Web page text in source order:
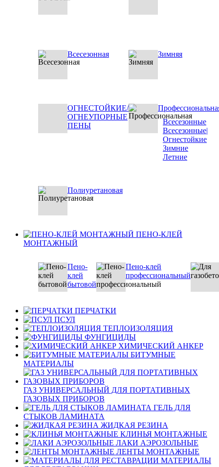
Всесезонная Зимняя
ОГНЕСТОЙКИЕ/
ОГНЕУПОРНЫЕ
ПЕНЫ
Всесезонные
Всесезонные|
Огнестойкие
Зимние
Летние
Полиуретановая
ПЕНО-КЛЕЙ
МОНТАЖНЫЙ
Пено-
клей
бытовой
Пено-клей
профессиональный
ПЕРЧАТКИ
ПСУЛ
ТЕПЛОИЗОЛЯЦИЯ
ФУНГИЦИДЫ
ХИМИЧЕСКИЙ АНКЕР
БИТУМНЫЕ
МАТЕРИАЛЫ
ГАЗ УНИВЕРСАЛЬНЫЙ ДЛЯ ПОРТАТИВНЫХ
ГАЗОВЫХ ПРИБОРОВ
ГЕЛЬ ДЛЯ
СТЫКОВ ЛАМИНАТА
ЖИДКАЯ РЕЗИНА
КЛИНЬЯ МОНТАЖНЫЕ
ЛАКИ АЭРОЗОЛЬНЫЕ
ЛЕНТЫ МОНТАЖНЫЕ
МАТЕРИАЛЫ